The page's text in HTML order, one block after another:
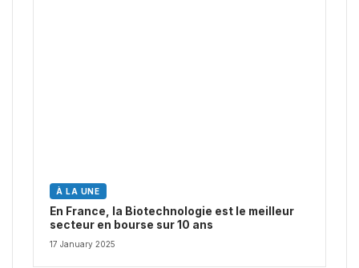
À LA UNE
En France, la Biotechnologie est le meilleur
secteur en bourse sur 10 ans
17 January 2025